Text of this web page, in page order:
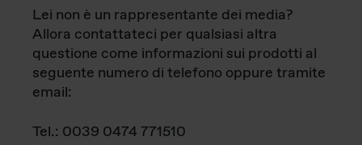
Lei non è un rappresentante dei media?
Allora contattateci per qualsiasi altra
questione come informazioni sui prodotti al
seguente numero di telefono oppure tramite
email:
Tel.: 0039 0474 771510